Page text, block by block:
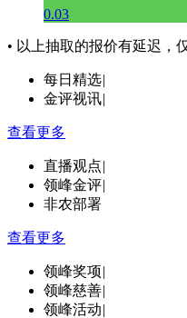
0.03
• 以上抽取的报价有延迟，
每日精选|
金评视讯|
查看更多
直播观点|
领峰金评|
非农部署
查看更多
领峰奖项|
领峰慈善|
领峰活动|